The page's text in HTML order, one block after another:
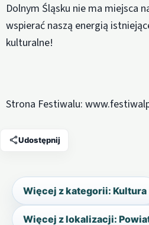
Dolnym Śląsku nie ma miejsca
wspierać naszą energią
kulturalne!
Strona Festiwalu:
Udostępnij
Więcej z kategorii: Kultura
Więcej z lokalizacji: